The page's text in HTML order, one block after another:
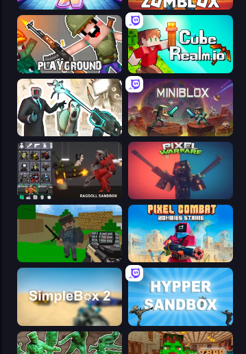
Mini Mine Zomblox
Playground CubeRealm.io
Skibidi Toilets: Infection Miniblox
Last Play: Ragdoll Sandbox Pixel Warfare
Crazy Pixel Apocalypse Pixel Combat: Zombies Strike
Hypper Sandbox